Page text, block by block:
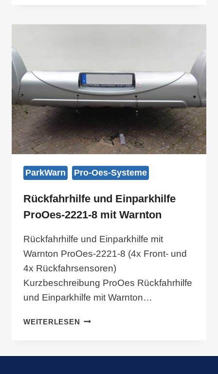
DISPLAY
ParkWarn Pro-Oes-Systeme
Rückfahrhilfe und Einparkhilfe
ProOes-2221-8 mit Warnton
Rückfahrhilfe und Einparkhilfe mit
Warnton ProOes-2221-8 (4x Front- und
4x Rückfahrsensoren)
Kurzbeschreibung ProOes Rückfahrhilfe
und Einparkhilfe mit Warnton…
WEITERLESEN RÜCKFAHRHILFE
PROOES-